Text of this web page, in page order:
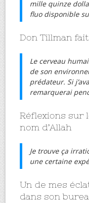
mille quinze
fluo disponible
Don Tillman
Le cerveau
de son
prédateur. Si
remarquerai
Réflexions sur
nom d’Allah
Je trouve ça
une certaine
Un de mes
dans son